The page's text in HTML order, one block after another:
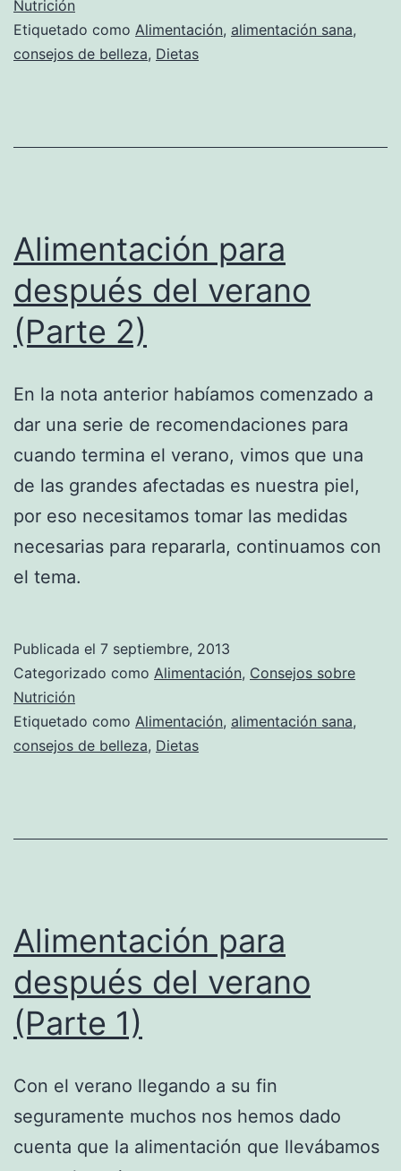
Nutrición
Etiquetado como Alimentación, alimentación sana,
consejos de belleza, Dietas
Alimentación para
después del verano
(Parte 2)
En la nota anterior habíamos comenzado a
dar una serie de recomendaciones para
cuando termina el verano, vimos que una
de las grandes afectadas es nuestra piel,
por eso necesitamos tomar las medidas
necesarias para repararla, continuamos con
el tema.
Publicada el 7 septiembre, 2013
Categorizado como Alimentación, Consejos sobre
Nutrición
Etiquetado como Alimentación, alimentación sana,
consejos de belleza, Dietas
Alimentación para
después del verano
(Parte 1)
Con el verano llegando a su fin
seguramente muchos nos hemos dado
cuenta que la alimentación que llevábamos